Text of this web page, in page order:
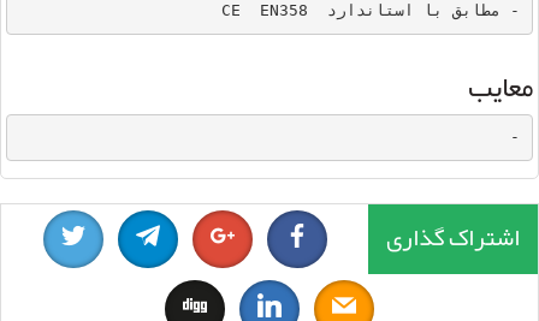
- مطابق با استاندارد  CE  EN358
معایب
-
اشتراک گذاری